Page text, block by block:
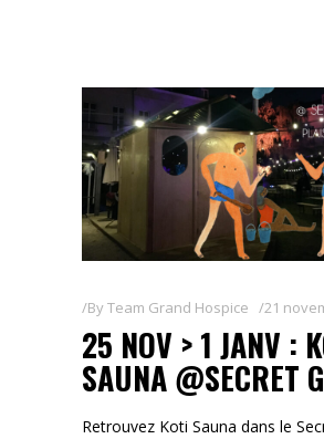
ByTeam Grand Hospice 21
25 NOV > 1 JANV :
SAUNA @SECRET
Retrouvez Koti Sauna dans le